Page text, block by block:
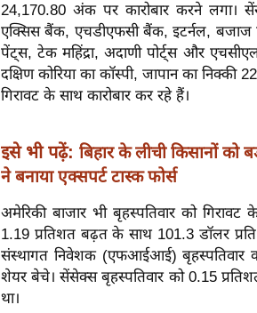
24,170.80 अंक पर कारोबार करने लगा।
एक्सिस बैंक, एचडीएफसी बैंक, इटर्नल, बजाज
पेंट्स, टेक महिंद्रा, अदाणी पोर्ट्स और
दक्षिण कोरिया का कॉस्पी, जापान का
गिरावट के साथ कारोबार कर रहे हैं।
इसे भी पढ़ें: बिहार के लीची किसानों
ने बनाया एक्सपर्ट टास्क फोर्स
अमेरिकी बाजार भी बृहस्पतिवार को
1.19 प्रतिशत बढ़त के साथ 101.3 डॉलर
संस्थागत निवेशक (एफआईआई) बृहस्पतिवार
शेयर बेचे। सेंसेक्स बृहस्पतिवार को 0.15
था।